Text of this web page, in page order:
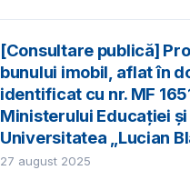
[Consultare publică]
bunului imobil, aflat în
identificat cu nr. MF
Ministerului Educației
Universitatea „Lucian
27 august 2025